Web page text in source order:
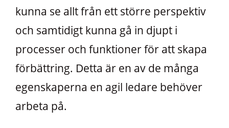
kunna se allt från ett större perspektiv
och samtidigt kunna gå in djupt i
processer och funktioner för att skapa
förbättring. Detta är en av de många
egenskaperna en agil ledare behöver
arbeta på.